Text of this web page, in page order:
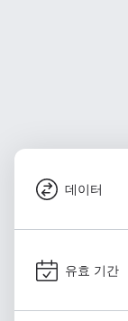
데이터
유효 기간